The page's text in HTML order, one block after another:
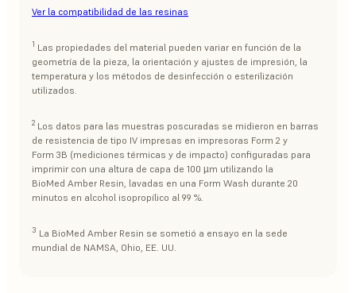
Ver la compatibilidad de las resinas
1 Las propiedades del material pueden variar en función de la
geometría de la pieza, la orientación y ajustes de impresión, la
temperatura y los métodos de desinfección o esterilización
utilizados.
2 Los datos para las muestras poscuradas se midieron en barras
de resistencia de tipo IV impresas en impresoras Form 2 y
Form 3B (mediciones térmicas y de impacto) configuradas para
imprimir con una altura de capa de 100 µm utilizando la
BioMed Amber Resin, lavadas en una Form Wash durante 20
minutos en alcohol isopropílico al 99 %.
3 La BioMed Amber Resin se sometió a ensayo en la sede
mundial de NAMSA, Ohio, EE. UU.